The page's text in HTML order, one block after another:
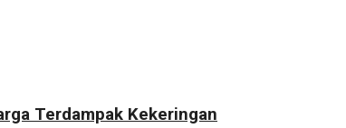
Terdampak Kekeringan